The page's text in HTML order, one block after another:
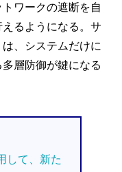
ワークの遮断を自
るようになる。サ
、システムだけに
層防御が鍵になる
して、新た